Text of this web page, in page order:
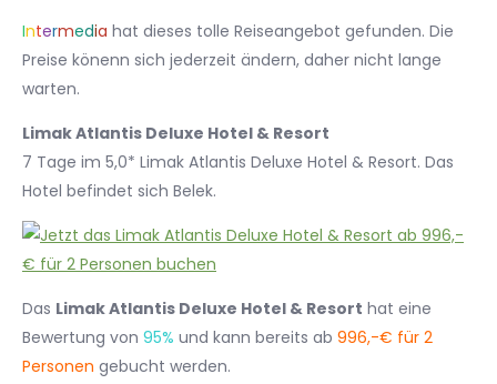
Intermedia hat dieses tolle Reiseangebot gefunden. Die
Preise könenn sich jederzeit ändern, daher nicht lange
warten.
Limak Atlantis Deluxe Hotel & Resort
7 Tage im 5,0* Limak Atlantis Deluxe Hotel & Resort. Das
Hotel befindet sich Belek.
Das Limak Atlantis Deluxe Hotel & Resort hat eine
Bewertung von 95% und kann bereits ab 996,-€ für 2
Personen gebucht werden.